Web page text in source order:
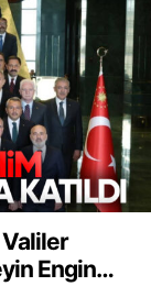
Valiler
Engin